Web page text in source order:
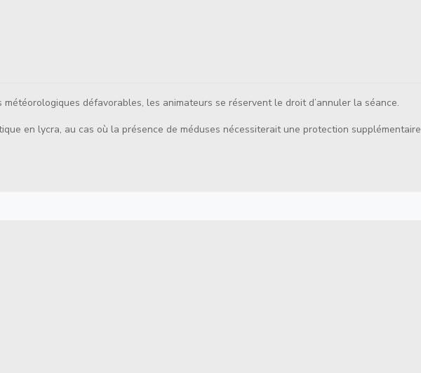
défavorables, les animateurs se réservent le droit d’annuler la séance.
en lycra, au cas où la présence de méduses nécessiterait une protection supplémentaire